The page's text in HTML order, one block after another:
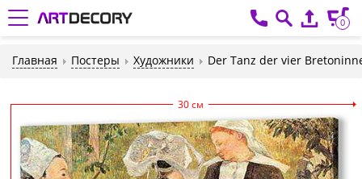
0
Главная Постеры Художники Der Tanz der vier
30 см